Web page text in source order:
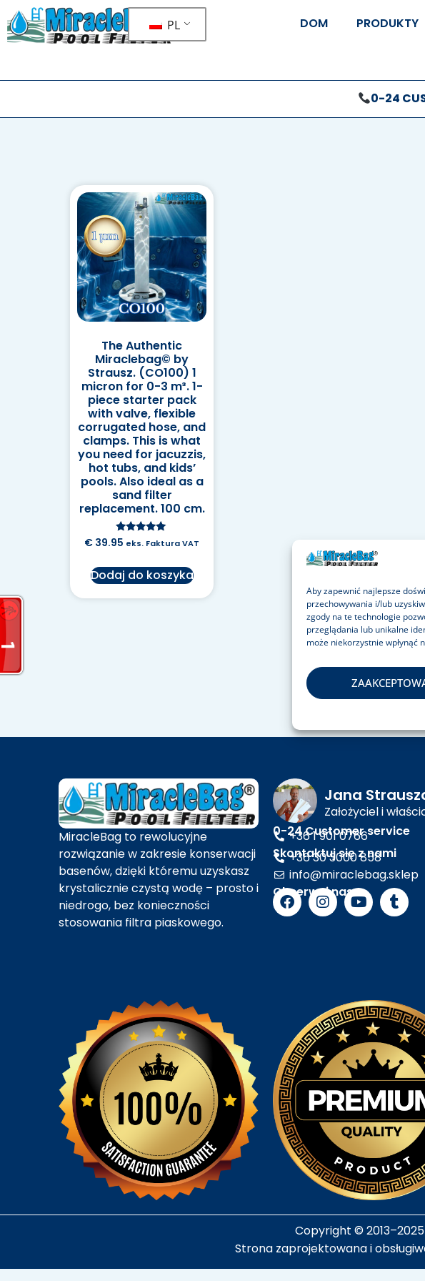
Aby zapewnić najlepsze
przechowywania i/lub
zgody na te technologie
przeglądania lub unikalne
może niekorzystnie wpłynąć
PL DOM PRODUKTY
0-24
The Authentic
Miraclebag© by
Strausz. (CO100) 1
micron for 0-3 m³. 1-
piece starter pack
with valve, flexible
corrugated hose, and
clamps. This is what
you need for jacuzzis,
hot tubs, and kids’
pools. Also ideal as a
sand filter
replacement. 100 cm.
Oceniono na
€ 39.95 eks. Faktura VAT
Dodaj do koszyka
MiracleBag to rewolucyjne
rozwiązanie w zakresie konserwacji
basenów, dzięki któremu uzyskasz
krystalicznie czystą wodę – prosto i
niedrogo, bez konieczności
stosowania filtra piaskowego.
Jana
Założyciel i
0-24 Customer service
+36 1 901 0766
Skontaktuj się z nami
+36 30 3000 858
info@miraclebag.sklep
Obserwuj nas
Copyright ©
Strona zaprojektowana i